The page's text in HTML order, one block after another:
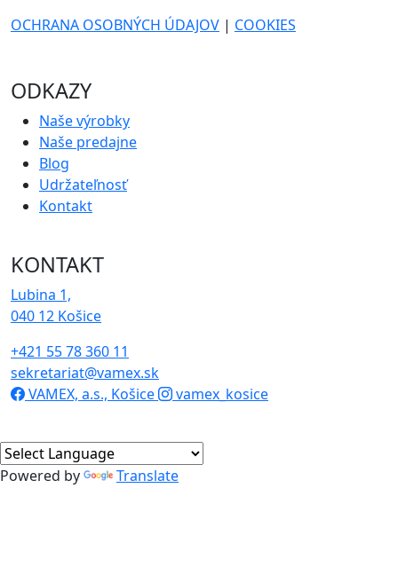
OCHRANA OSOBNÝCH ÚDAJOV | COOKIES
ODKAZY
Naše výrobky
Naše predajne
Blog
Udržateľnosť
Kontakt
KONTAKT
Lubina 1,
040 12 Košice
+421 55 78 360 11
sekretariat@vamex.sk
VAMEX, a.s., Košice
vamex_kosice
Powered by Translate